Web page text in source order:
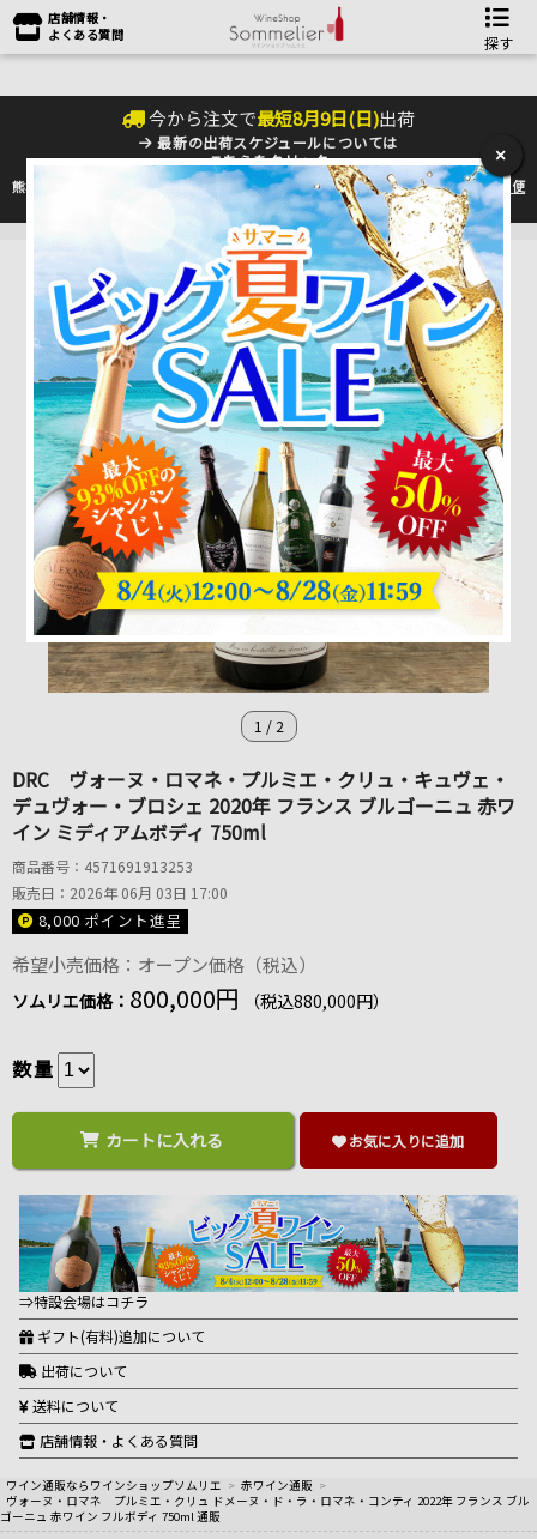
店舗情報・
よくある質問
探す
今から注文で最短8月9日(日)出荷
最新の出荷スケジュールについては
こちらをクリック
熊本地震の影響により九州への配送に遅れが生じております。最新情報は佐川急便
のHP
をご確認下さい。
1 / 2
DRC ヴォーヌ・ロマネ・プルミエ・クリュ・キュヴェ・
デュヴォー・ブロシェ 2020年 フランス ブルゴーニュ 赤ワ
イン ミディアムボディ 750ml
商品番号：4571691913253
販売日：2026年 06月 03日 17:00
8,000 ポイント進呈
希望小売価格：オープン価格（税込）
ソムリエ価格： 800,000円 （税込880,000円）
数量
カートに入れる お気に入りに追加
⇒特設会場はコチラ
ギフト(有料)追加について
出荷について
送料について
店舗情報・よくある質問
ワイン通販ならワインショップソムリエ > 赤ワイン通販 >
ヴォーヌ・ロマネ プルミエ・クリュ ドメーヌ・ド・ラ・ロマネ・コンティ 2022年 フランス ブル
ゴーニュ 赤ワイン フルボディ 750ml 通販
×